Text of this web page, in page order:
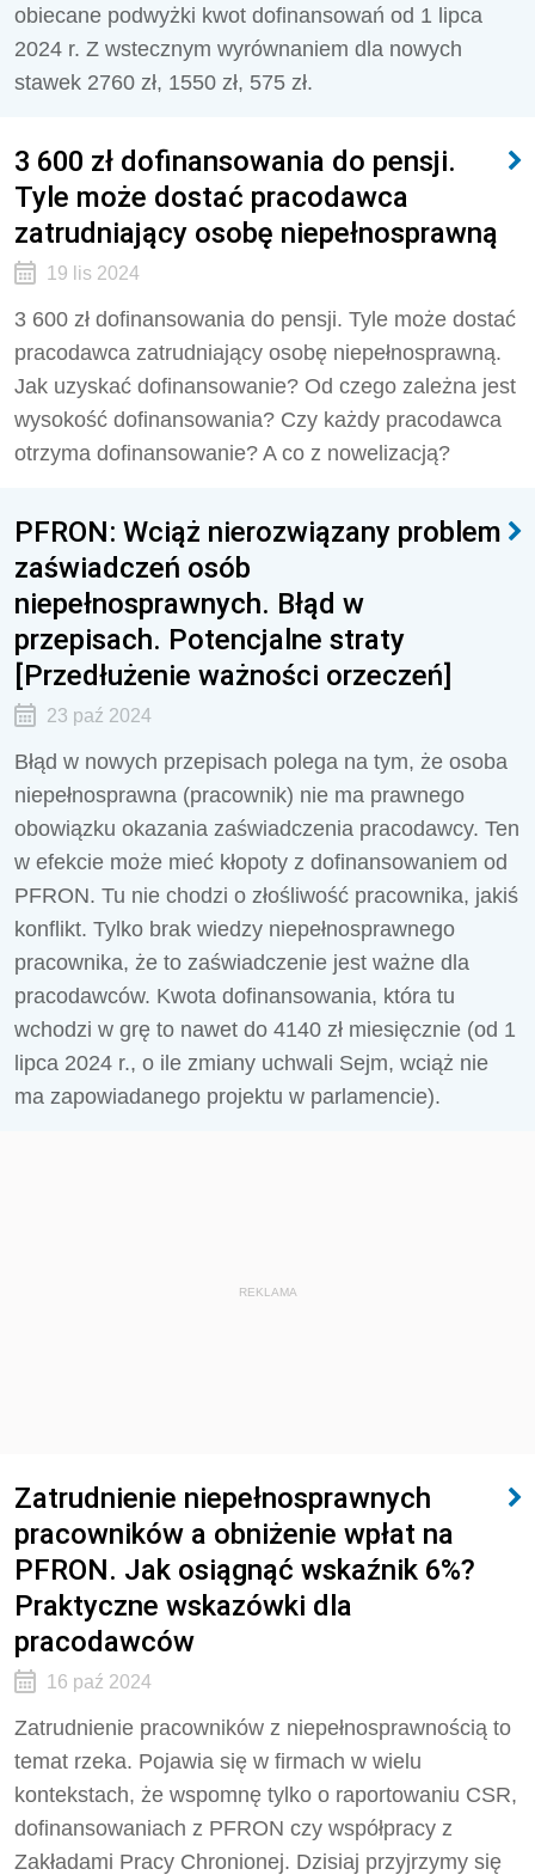
obiecane podwyżki kwot dofinansowań od 1 lipca
2024 r. Z wstecznym wyrównaniem dla nowych
stawek 2760 zł, 1550 zł, 575 zł.
3 600 zł dofinansowania do pensji.
Tyle może dostać pracodawca
zatrudniający osobę niepełnosprawną
19 lis 2024
3 600 zł dofinansowania do pensji. Tyle może dostać
pracodawca zatrudniający osobę niepełnosprawną.
Jak uzyskać dofinansowanie? Od czego zależna jest
wysokość dofinansowania? Czy każdy pracodawca
otrzyma dofinansowanie? A co z nowelizacją?
PFRON: Wciąż nierozwiązany problem
zaświadczeń osób
niepełnosprawnych. Błąd w
przepisach. Potencjalne straty
[Przedłużenie ważności orzeczeń]
23 paź 2024
Błąd w nowych przepisach polega na tym, że osoba
niepełnosprawna (pracownik) nie ma prawnego
obowiązku okazania zaświadczenia pracodawcy. Ten
w efekcie może mieć kłopoty z dofinansowaniem od
PFRON. Tu nie chodzi o złośliwość pracownika, jakiś
konflikt. Tylko brak wiedzy niepełnosprawnego
pracownika, że to zaświadczenie jest ważne dla
pracodawców. Kwota dofinansowania, która tu
wchodzi w grę to nawet do 4140 zł miesięcznie (od 1
lipca 2024 r., o ile zmiany uchwali Sejm, wciąż nie
ma zapowiadanego projektu w parlamencie).
REKLAMA
Zatrudnienie niepełnosprawnych
pracowników a obniżenie wpłat na
PFRON. Jak osiągnąć wskaźnik 6%?
Praktyczne wskazówki dla
pracodawców
16 paź 2024
Zatrudnienie pracowników z niepełnosprawnością to
temat rzeka. Pojawia się w firmach w wielu
kontekstach, że wspomnę tylko o raportowaniu CSR,
dofinansowaniach z PFRON czy współpracy z
Zakładami Pracy Chronionej. Dzisiaj przyjrzymy się